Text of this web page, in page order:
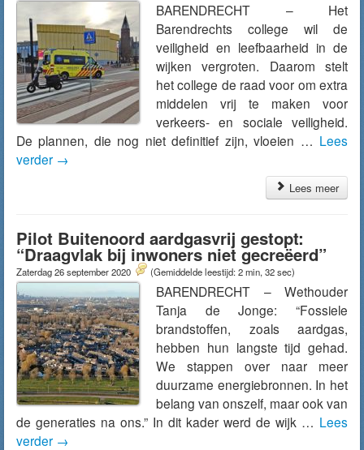
BARENDRECHT – Het
Barendrechts college wil de
veiligheid en leefbaarheid in de
wijken vergroten. Daarom stelt
het college de raad voor om extra
middelen vrij te maken voor
verkeers- en sociale veiligheid.
De plannen, die nog niet definitief zijn, vloeien … Lees
verder →
Lees meer
Pilot Buitenoord aardgasvrij gestopt:
“Draagvlak bij inwoners niet gecreëerd”
Zaterdag 26 september 2020 (Gemiddelde leestijd: 2 min, 32 sec)
BARENDRECHT – Wethouder
Tanja de Jonge: “Fossiele
brandstoffen, zoals aardgas,
hebben hun langste tijd gehad.
We stappen over naar meer
duurzame energiebronnen. In het
belang van onszelf, maar ook van
de generaties na ons.” In dit kader werd de wijk … Lees
verder →